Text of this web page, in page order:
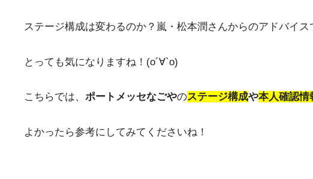
ステージ構成は変わるのか？嵐・松本潤さんからのアドバイ
とっても気になりますね！(о´∀`о)
こちらでは、 ポートメッセなごやのステージ構成や本人確認情
よかったら参考にしてみてくださいね！